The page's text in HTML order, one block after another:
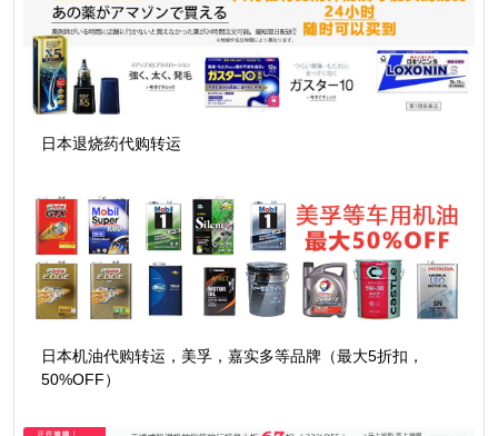
日本退烧药代购转运
日本机油代购转运，美孚，嘉实多等品牌（最大5折扣，
50%OFF）